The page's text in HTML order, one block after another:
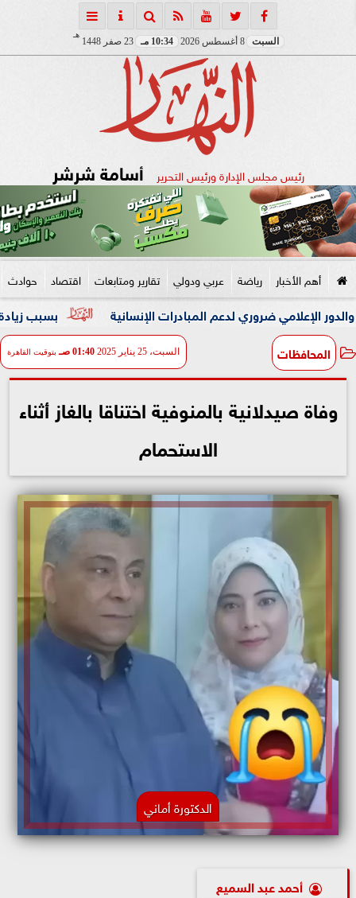
السبت 8 أغسطس 2026 10:34 مـ 23 صفر 1448
هـ
رئيس مجلس الإدارة ورئيس التحرير أسامة شرشر
أهم الأخبار رياضة عربي ودولي تقارير ومتابعات اقتصاد حوادث
بسبب زيادة وزنها.. ضروري لدعم المبادرات الإنسانية
المحافظات السبت، 25 يناير 2025 01:40 صـ بتوقيت القاهرة
وفاة صيدلانية بالمنوفية اختناقا بالغاز أثناء
الاستحمام
الدكتورة أماني
أحمد عبد السميع